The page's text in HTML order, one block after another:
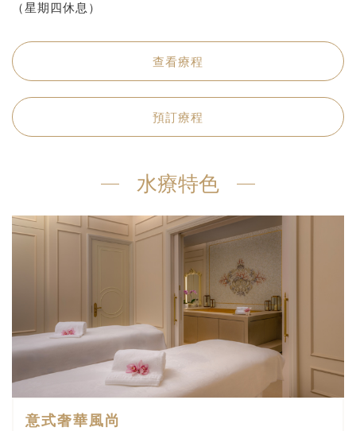
（星期四休息）
查看療程
預訂療程
賓客
時間：
水療特色
意式奢華風尚